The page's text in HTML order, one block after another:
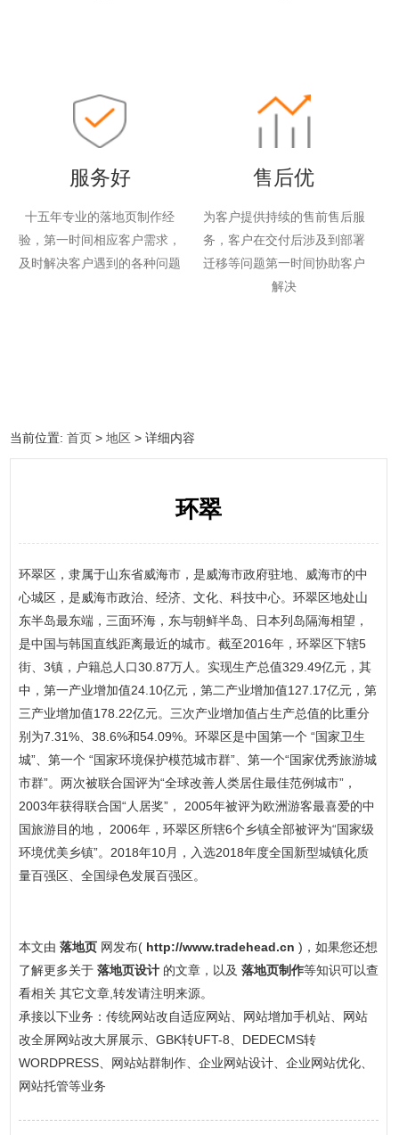
服务好
十五年专业的落地页制作经
验，第一时间相应客户需求，
及时解决客户遇到的各种问题
售后优
为客户提供持续的售前售后服
务，客户在交付后涉及到部署
迁移等问题第一时间协助客户
解决
当前位置:首页 >地区 > 详细内容
环翠
环翠区，隶属于山东省威海市，是威海市政府驻地、威海市的中
心城区，是威海市政治、经济、文化、科技中心。环翠区地处山
东半岛最东端，三面环海，东与朝鲜半岛、日本列岛隔海相望，
是中国与韩国直线距离最近的城市。截至2016年，环翠区下辖5
街、3镇，户籍总人口30.87万人。实现生产总值329.49亿元，其
中，第一产业增加值24.10亿元，第二产业增加值127.17亿元，第
三产业增加值178.22亿元。三次产业增加值占生产总值的比重分
别为7.31%、38.6%和54.09%。环翠区是中国第一个 “国家卫生
城”、第一个 “国家环境保护模范城市群”、第一个“国家优秀旅游城
市群”。两次被联合国评为“全球改善人类居住最佳范例城市”，
2003年获得联合国“人居奖”， 2005年被评为欧洲游客最喜爱的中
国旅游目的地， 2006年，环翠区所辖6个乡镇全部被评为“国家级
环境优美乡镇”。2018年10月，入选2018年度全国新型城镇化质
量百强区、全国绿色发展百强区。
本文由 落地页 网发布( http://www.tradehead.cn )，如果您还想
了解更多关于 落地页设计 的文章，以及 落地页制作等知识可以查
看相关 其它文章,转发请注明来源。
承接以下业务：传统网站改自适应网站、网站增加手机站、网站
改全屏网站改大屏展示、GBK转UFT-8、DEDECMS转
WORDPRESS、网站站群制作、企业网站设计、企业网站优化、
网站托管等业务